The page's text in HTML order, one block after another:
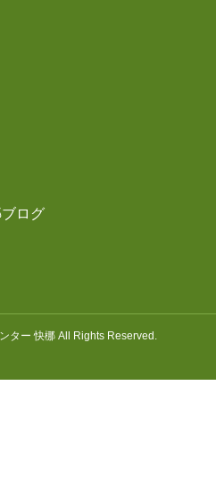
ログ
ター 快梛 All Rights Reserved.